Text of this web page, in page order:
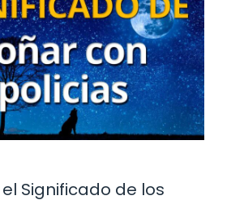
Significado de los